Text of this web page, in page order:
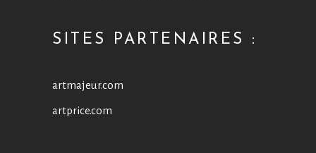
SITES PARTENAIRES :
artmajeur.com
artprice.com